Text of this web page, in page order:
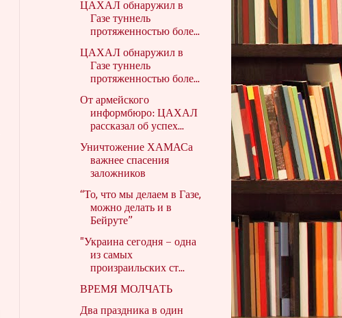
ЦАХАЛ обнаружил в
Газе туннель
протяженностью боле...
ЦАХАЛ обнаружил в
Газе туннель
протяженностью боле...
От армейского
информбюро: ЦАХАЛ
рассказал об успех...
Уничтожение ХАМАСа
важнее спасения
заложников
“То, что мы делаем в Газе,
можно делать и в
Бейруте”
"Украина сегодня – одна
из самых
произраильских ст...
ВРЕМЯ МОЛЧАТЬ
Два праздника в один